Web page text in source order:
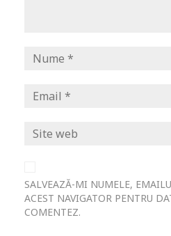
SALVEAZĂ-MI NUMELE,
ACEST NAVIGATOR PENTRU
COMENTEZ.